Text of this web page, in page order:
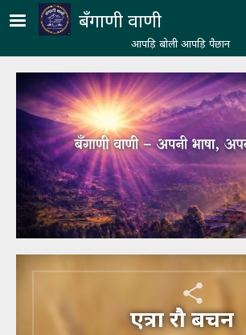
Skip to main content
बँगाणी वाणी
आपड़ि बोली आपड़ि पैछान
एत्रा रौ बचन